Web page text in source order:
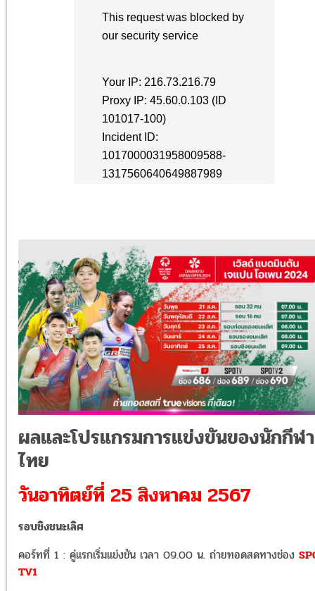
ผลและโปรแกรมการแข่งขันของนักกีฬา
ไทย
วันอาทิตย์ที่ 25 สิงหาคม 2567
รอบชิงชนะเลิศ
คอร์ทที่ 1 : คู่แรกเริ่มแข่งขัน เวลา 09.00 น. ถ่ายทอดสดทางช่อง
TV1